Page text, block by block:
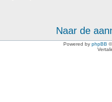
Naar de
Powered by phpBB